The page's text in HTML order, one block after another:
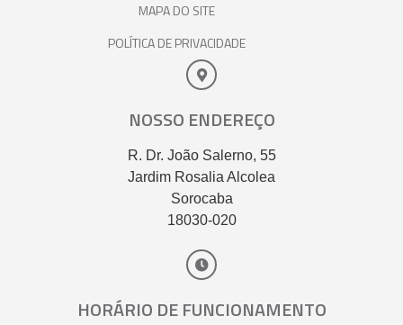
MAPA DO SITE
POLÍTICA DE PRIVACIDADE
NOSSO ENDEREÇO
R. Dr. João Salerno, 55
Jardim Rosalia Alcolea
Sorocaba
18030-020
HORÁRIO DE FUNCIONAMENTO